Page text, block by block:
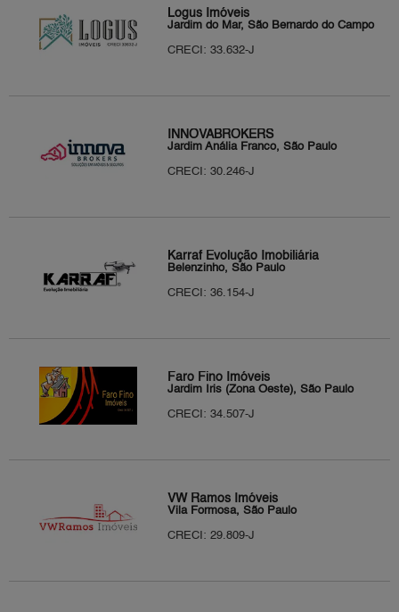
Logus Imóveis
Jardim do Mar, São Bernardo do Campo
CRECI: 33.632-J
INNOVABROKERS
Jardim Anália Franco, São Paulo
CRECI: 30.246-J
Karraf Evolução Imobiliária
Belenzinho, São Paulo
CRECI: 36.154-J
Faro Fino Imóveis
Jardim Íris (Zona Oeste), São Paulo
CRECI: 34.507-J
VW Ramos Imóveis
Vila Formosa, São Paulo
CRECI: 29.809-J